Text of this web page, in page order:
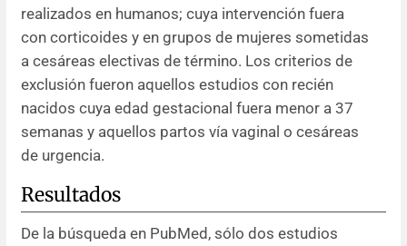
realizados en humanos; cuya intervención fuera
con corticoides y en grupos de mujeres sometidas
a cesáreas electivas de término. Los criterios de
exclusión fueron aquellos estudios con recién
nacidos cuya edad gestacional fuera menor a 37
semanas y aquellos partos vía vaginal o cesáreas
de urgencia.
Resultados
De la búsqueda en PubMed, sólo dos estudios